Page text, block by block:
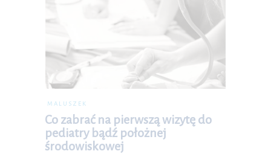
MALUSZEK
Co zabrać na pierwszą wizytę do
pediatry bądź położnej
środowiskowej